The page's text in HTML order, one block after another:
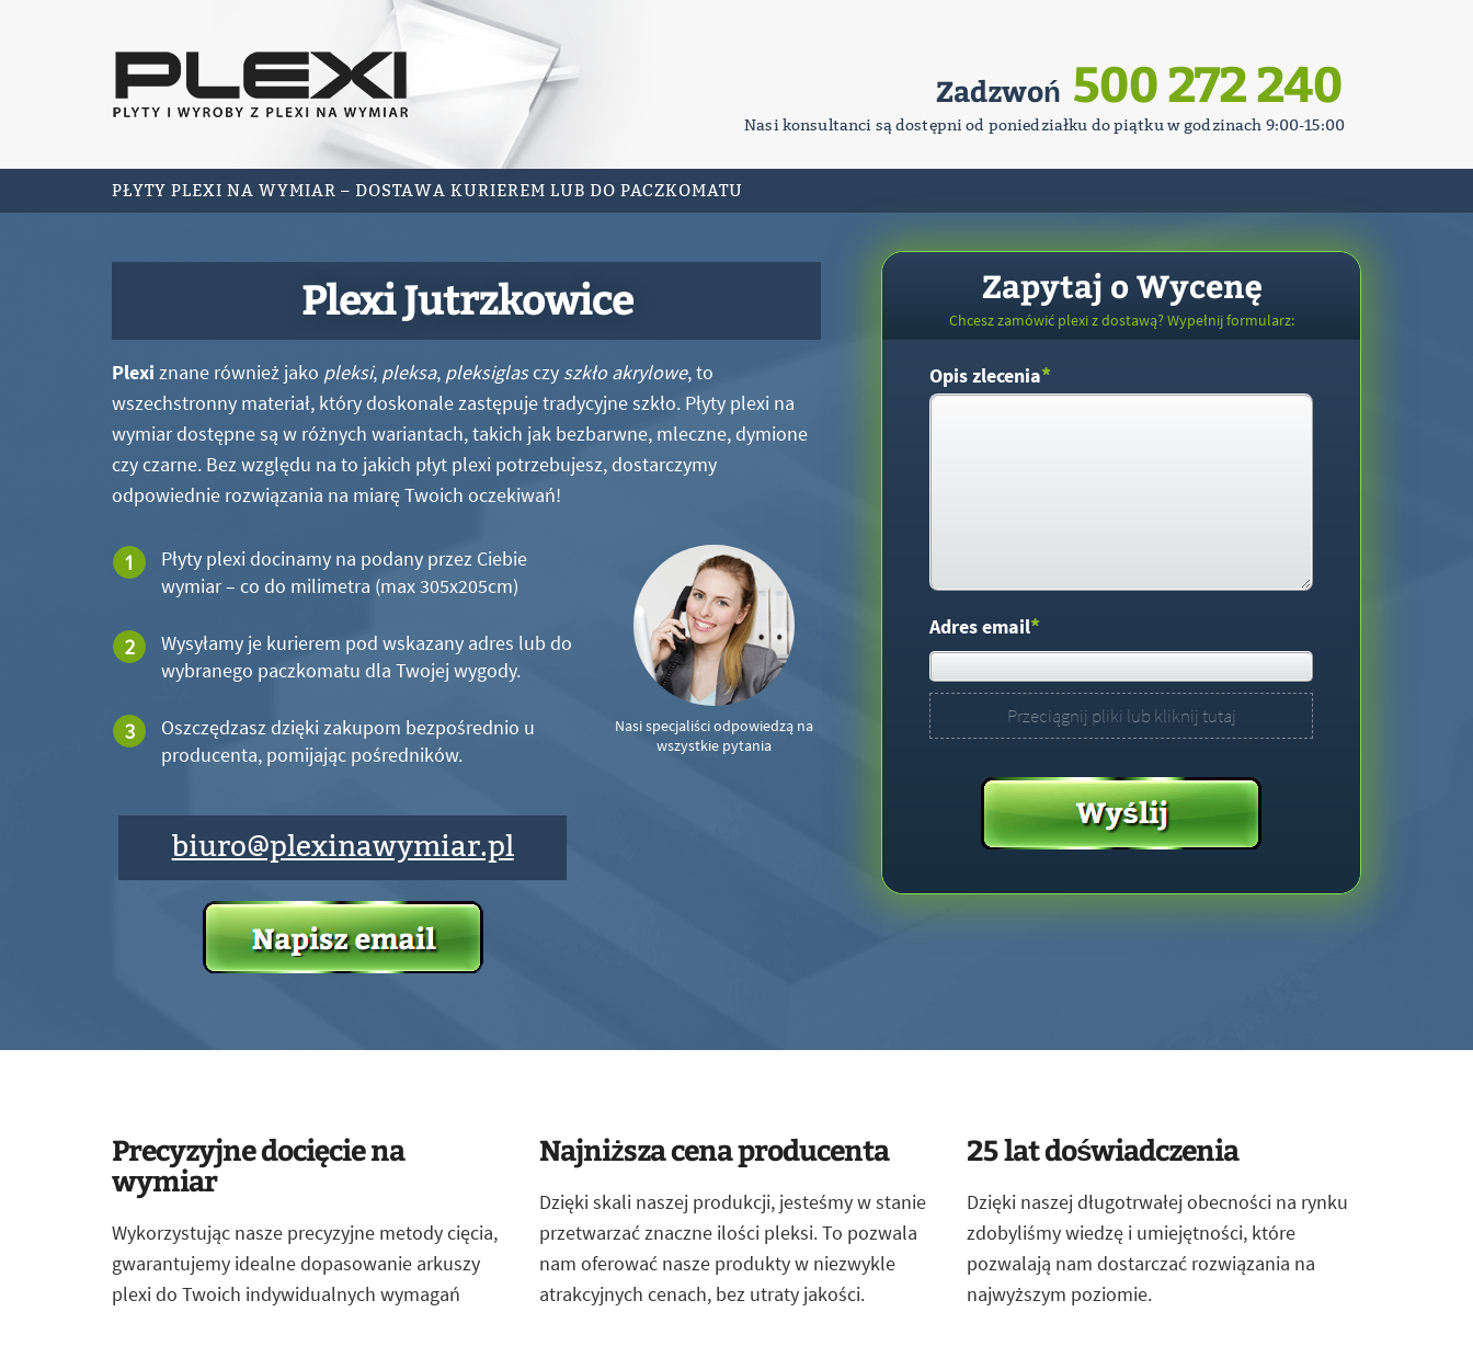
Zadzwoń 500 272 240
Nasi konsultanci są dostępni od poniedziałku do piątku w godzinach 9:00-15:00
PŁYTY PLEXI NA WYMIAR – DOSTAWA KURIEREM LUB DO PACZKOMATU
Plexi Jutrzkowice
Plexi znane również jako pleksi, pleksa, pleksiglasczy szkło akrylowe, to
wszechstronny materiał, który doskonale zastępuje tradycyjne szkło. Płyty plexi na
wymiar dostępne są w różnych wariantach, takich jak bezbarwne, mleczne, dymione
czy czarne. Bez względu na to jakich płyt plexi potrzebujesz, dostarczymy
odpowiednie rozwiązania na miarę Twoich oczekiwań!
Płyty plexi docinamy na podany przez Ciebie
wymiar – co do milimetra (max 305x205cm)
Wysyłamy je kurierem pod wskazany adres lub do
wybranego paczkomatu dla Twojej wygody.
Oszczędzasz dzięki zakupom bezpośrednio u
producenta, pomijając pośredników.
biuro@plexinawymiar.pl
Nasi specjaliści odpowiedzą na
wszystkie pytania
Zapytaj o Wycenę
Chcesz zamówić plexi z dostawą? Wypełnij formularz:
Opis zlecenia*
Adres email*
Przeciągnij pliki lub kliknij tutaj
Precyzyjne docięcie na
wymiar
Wykorzystując nasze precyzyjne metody cięcia,
gwarantujemy idealne dopasowanie arkuszy
plexi do Twoich indywidualnych wymagań
Najniższa cena producenta
Dzięki skali naszej produkcji, jesteśmy w stanie
przetwarzać znaczne ilości pleksi. To pozwala
nam oferować nasze produkty w niezwykle
atrakcyjnych cenach, bez utraty jakości.
25 lat doświadczenia
Dzięki naszej długotrwałej obecności na rynku
zdobyliśmy wiedzę i umiejętności, które
pozwalają nam dostarczać rozwiązania na
najwyższym poziomie.